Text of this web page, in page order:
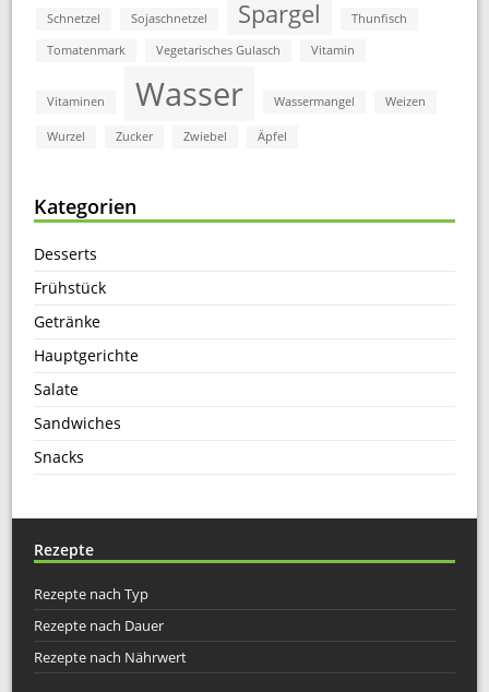
Schnetzel Sojaschnetzel Spargel Thunfisch
Tomatenmark Vegetarisches Gulasch Vitamin
Vitaminen Wasser Wassermangel Weizen
Wurzel Zucker Zwiebel Äpfel
Kategorien
Desserts
Frühstück
Getränke
Hauptgerichte
Salate
Sandwiches
Snacks
Rezepte
Rezepte nach Typ
Rezepte nach Dauer
Rezepte nach Nährwert